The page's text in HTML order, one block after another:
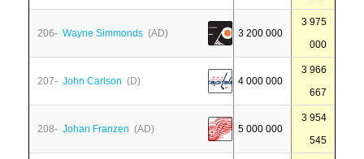
206- Wayne Simmonds (AD) 3 200 000
3 975
000
207- John Carlson (D) 4 000 000
3 966
667
208- Johan Franzen (AD) 5 000 000
3 954
545